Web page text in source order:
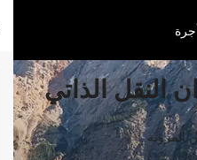
النقل الذاتي